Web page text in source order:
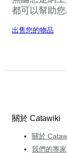
都可以幫助您
出售您的物品
關於 Catawiki
關於
我們的專家